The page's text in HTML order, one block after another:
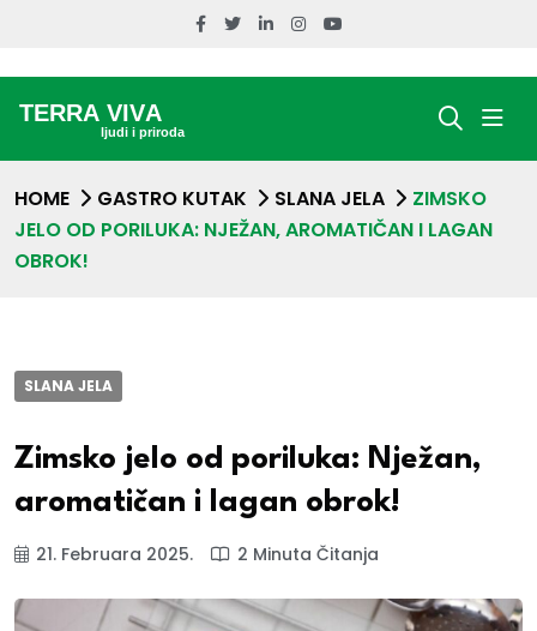
HOME GASTRO KUTAK SLANA JELA
ZIMSKO
JELO OD PORILUKA: NJEŽAN, AROMATIČAN I LAGAN
OBROK!
SLANA JELA
Zimsko jelo od poriluka: Nježan,
aromatičan i lagan obrok!
21. Februara 2025. 2 Minuta Čitanja